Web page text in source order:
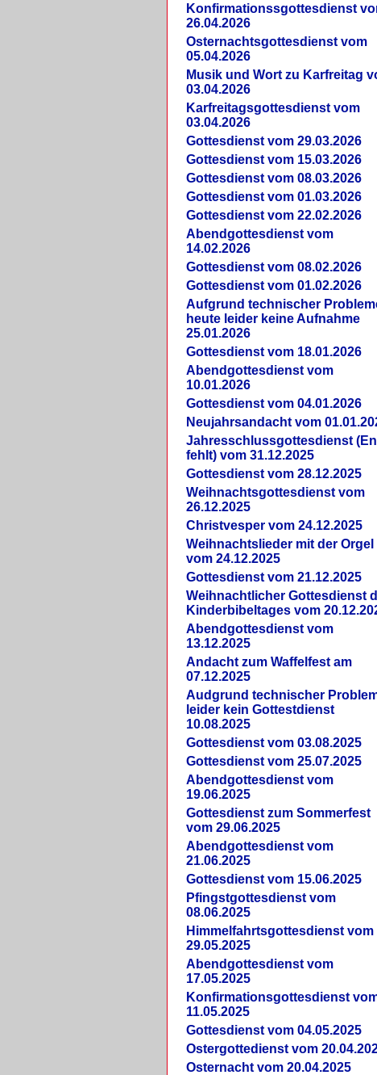
Konfirmationssgottesdienst
26.04.2026
Osternachtsgottesdienst vom
05.04.2026
Musik und Wort zu Karfreitag
03.04.2026
Karfreitagsgottesdienst vom
03.04.2026
Gottesdienst vom 29.03.2026
Gottesdienst vom 15.03.2026
Gottesdienst vom 08.03.2026
Gottesdienst vom 01.03.2026
Gottesdienst vom 22.02.2026
Abendgottesdienst vom
14.02.2026
Gottesdienst vom 08.02.2026
Gottesdienst vom 01.02.2026
Aufgrund technischer
heute leider keine Aufnahme
25.01.2026
Gottesdienst vom 18.01.2026
Abendgottesdienst vom
10.01.2026
Gottesdienst vom 04.01.2026
Neujahrsandacht vom
Jahresschlussgottesdienst
fehlt) vom 31.12.2025
Gottesdienst vom 28.12.2025
Weihnachtsgottesdienst vom
26.12.2025
Christvesper vom 24.12.2025
Weihnachtslieder mit der Orgel
vom 24.12.2025
Gottesdienst vom 21.12.2025
Weihnachtlicher Gottesdienst
Kinderbibeltages vom
Abendgottesdienst vom
13.12.2025
Andacht zum Waffelfest am
07.12.2025
Audgrund technischer
leider kein Gottestdienst
10.08.2025
Gottesdienst vom 03.08.2025
Gottesdienst vom 25.07.2025
Abendgottesdienst vom
19.06.2025
Gottesdienst zum Sommerfest
vom 29.06.2025
Abendgottesdienst vom
21.06.2025
Gottesdienst vom 15.06.2025
Pfingstgottesdienst vom
08.06.2025
Himmelfahrtsgottesdienst vom
29.05.2025
Abendgottesdienst vom
17.05.2025
Konfirmationsgottesdienst
11.05.2025
Gottesdienst vom 04.05.2025
Ostergottedienst vom
Osternacht vom 20.04.2025